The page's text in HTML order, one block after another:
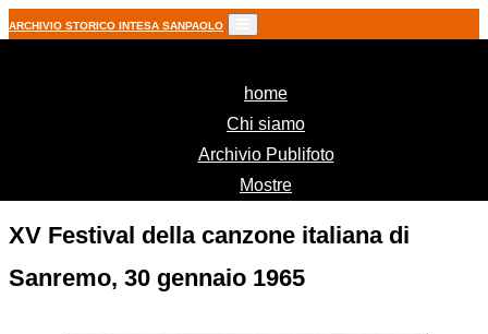
ARCHIVIO STORICO INTESA SANPAOLO
home(current)
Chi siamo
Archivio Publifoto
Mostre
XV Festival della canzone italiana di
Sanremo, 30 gennaio 1965